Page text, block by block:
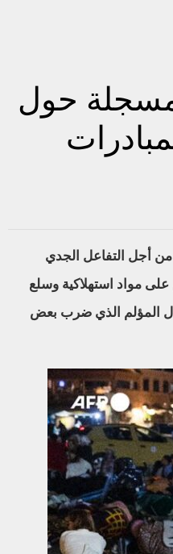
حول
من أجل التفاعل الجدي
مواد استهلاكية وسلع
المؤلم الذي ضرب بعض